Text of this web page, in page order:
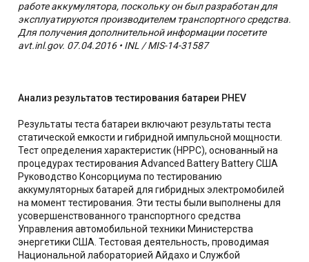
работе аккумулятора, поскольку он был разработан для
эксплуатируются производителем транспортного средства.
Для получения дополнительной информации посетите
avt.inl.gov. 07.04.2016 • INL / MIS-14-31587
Анализ результатов тестирования батареи PHEV
Результаты теста батареи включают результаты теста
статической емкости и гибридной импульсной мощности.
Тест определения характеристик (HPPC), основанный на
процедурах тестирования Advanced Battery Battery США
Руководство Консорциума по тестированию
аккумуляторных батарей для гибридных электромобилей
на момент тестирования. Эти тесты были выполнены для
усовершенствованного транспортного средства
Управления автомобильной техники Министерства
энергетики США. Тестовая деятельность, проводимая
Национальной лабораторией Айдахо и Службой